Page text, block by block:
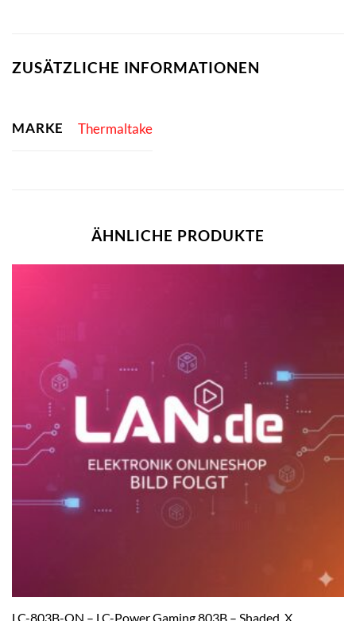
ZUSÄTZLICHE INFORMATIONEN
MARKE Thermaltake
ÄHNLICHE PRODUKTE
LC-803B-ON – LC-Power Gaming 803B – Shaded_X